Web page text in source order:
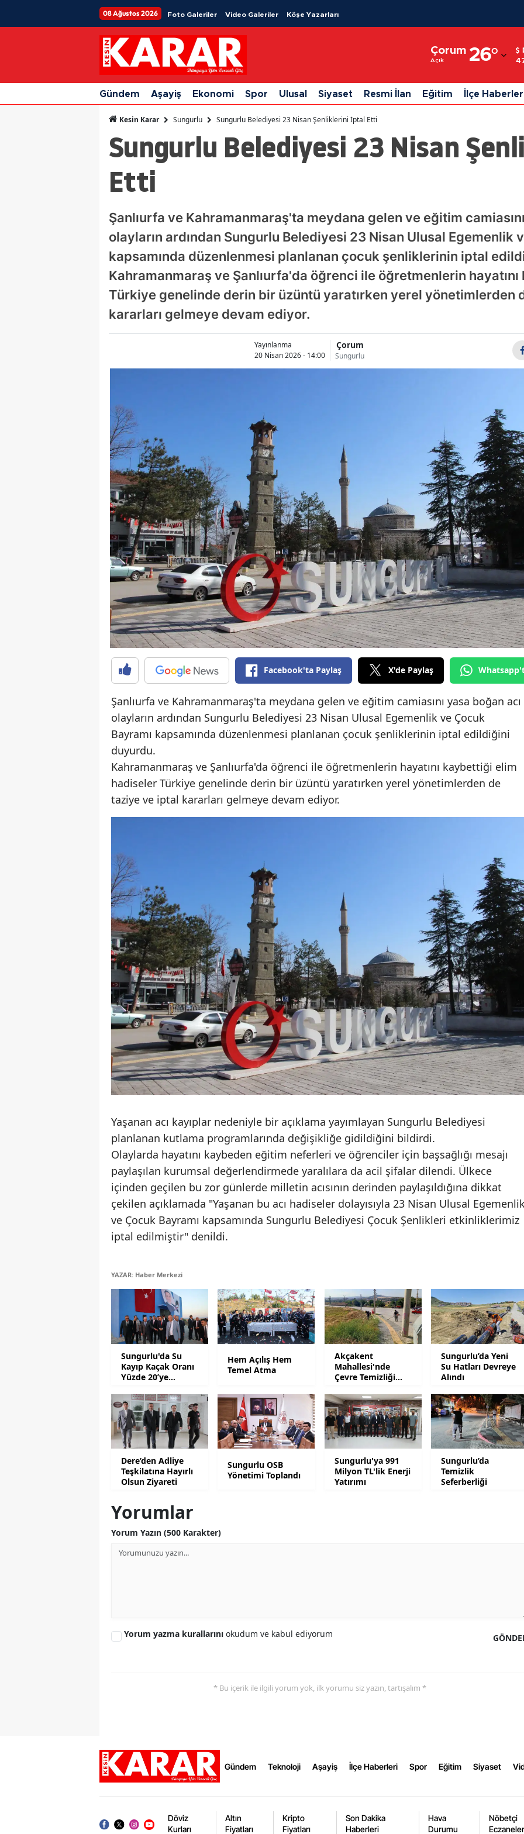
08 Ağustos 2026 Foto Galeriler Video Galeriler Köşe Yazarları
Çorum
Açık 26°
Adıyaman
Afyonkarahisar
Ağrı
Ankara
Aydın
Balıkesir
Bilecik
Bingöl
Burdur
Çanakkale
Çankırı
Çorum
Denizli
Diyarbakır
Edirne
Elazığ
Erzincan
Erzurum
Eskişehir
Gaziantep
Giresun
Gümüşhane
Hakkari
Isparta
Kars
Kastamonu
Kayseri
Kırklareli
Kırşehir
Kocaeli
Konya
Kütahya
Malatya
Manisa
Muğla
Muş
Nevşehir
Sakarya
Samsun
Siirt
Sinop
Sivas
Tekirdağ
Tokat
Trabzon
Şırnak
Gündem Aşayiş Ekonomi Spor Ulusal Siyaset Resmi İlan Eğitim İlçe
Kesin Karar Sungurlu Sungurlu Belediyesi 23 Nisan Şenliklerini İptal Etti
Sungurlu Belediyesi 23 Nisan
Etti
Şanlıurfa ve Kahramanmaraş'ta meydana gelen ve eğitim
olayların ardından Sungurlu Belediyesi 23 Nisan Ulusal Egemenlik
kapsamında düzenlenmesi planlanan çocuk şenliklerinin iptal
Kahramanmaraş ve Şanlıurfa'da öğrenci ile öğretmenlerin
Türkiye genelinde derin bir üzüntü yaratırken yerel yönetimlerden
kararları gelmeye devam ediyor.
Yayınlanma
20 Nisan 2026 - 14:00
Çorum
Sungurlu
Facebook'ta Paylaş X'de Paylaş
Şanlıurfa ve Kahramanmaraş'ta meydana gelen ve eğitim camiasını yasa boğan acı
olayların ardından Sungurlu Belediyesi 23 Nisan Ulusal Egemenlik ve Çocuk
Bayramı kapsamında düzenlenmesi planlanan çocuk şenliklerinin iptal edildiğini
duyurdu.
Kahramanmaraş ve Şanlıurfa'da öğrenci ile öğretmenlerin hayatını kaybettiği elim
hadiseler Türkiye genelinde derin bir üzüntü yaratırken yerel yönetimlerden de
taziye ve iptal kararları gelmeye devam ediyor.
Yaşanan acı kayıplar nedeniyle bir açıklama yayımlayan Sungurlu Belediyesi
planlanan kutlama programlarında değişikliğe gidildiğini bildirdi.
Olaylarda hayatını kaybeden eğitim neferleri ve öğrenciler için başsağlığı mesajı
paylaşılan kurumsal değerlendirmede yaralılara da acil şifalar dilendi. Ülkece
içinden geçilen bu zor günlerde milletin acısının derinden paylaşıldığına dikkat
çekilen açıklamada "Yaşanan bu acı hadiseler dolayısıyla 23 Nisan Ulusal
ve Çocuk Bayramı kapsamında Sungurlu Belediyesi Çocuk Şenlikleri etkinliklerimiz
iptal edilmiştir" denildi.
YAZAR: Haber Merkezi
Sungurlu'da Su
Kayıp Kaçak Oranı
Yüzde 20’ye
Hem Açılış Hem
Temel Atma
Akçakent
Mahallesi'nde
Çevre Temizliği
Sungurlu’da Yeni
Su Hatları Devreye
Alındı
Dere’den Adliye
Teşkilatına Hayırlı
Olsun Ziyareti
Sungurlu OSB
Yönetimi Toplandı
Sungurlu'ya 991
Milyon TL'lik Enerji
Yatırımı
Sungurlu’da
Temizlik
Seferberliği
Yorumlar
Yorum Yazın (500 Karakter)
Yorum yazma kurallarını okudum ve kabul ediyorum
* Bu içerik ile ilgili yorum yok, ilk yorumu siz yazın, tartışalım *
Gündem Teknoloji Aşayiş İlçe Haberleri Spor Eğitim Siyaset
Döviz
Kurları
Altın
Fiyatları
Kripto
Fiyatları
Son Dakika
Haberleri
Hava
Durumu
Nöbetçi
Eczaneler